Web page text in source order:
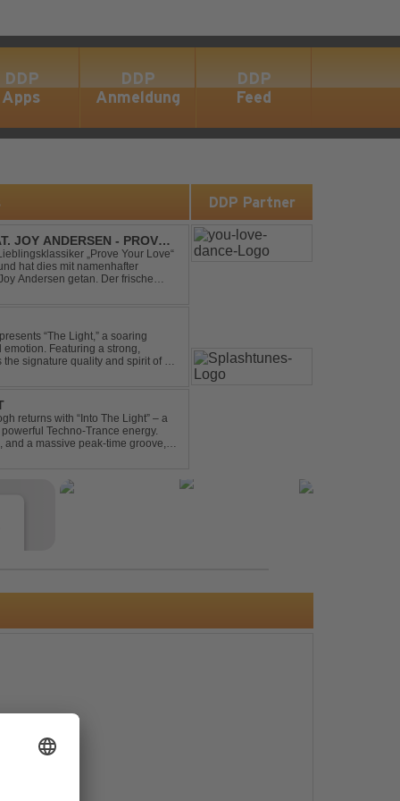
DDP
Apps
DDP
Anmeldung
DDP
Feed
JOY ANDERSEN - PROVE
„Prove Your Love“
hat dies mit namenhafter
Andersen getan. Der frische
“The Light,” a soaring
Featuring a strong,
signature quality and spirit of a
returns with “Into The Light” – a
Techno-Trance energy.
a massive peak-time groove,
DDP Partner